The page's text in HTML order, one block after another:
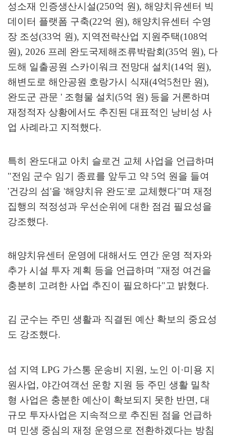
성소재 인증생산시설(250억 원), 해양치유센터 빅
데이터 플랫폼 구축(22억 원), 해양치유센터 수영
장 조성(33억 원), 지역전략산업 지원주택(108억
원), 2026 프레 완도국제해조류박람회 (35억 원), 다
도해 일출공원 스카이워크 전망대 설치 (14억 원),
해변도로 해안공원 호랑가시 식재(4억5천만 원),
완도군 관문 ' 조형물 설치 (5억 원) 등을 거론하며
재정적자 상황에서도 추진된 대표적인 낭비성 사
업 사례라고 지적했다.
특히 완도대교 아치 슬로건 교체 사업을 언급하며
"전임 군수 임기 종료를 앞두고 약 5억 원을 들여
'건강의 섬'을 '해양치유 완도'로 교체했다"며 재정
집행의 적정성과 우선순위에 대한 점검 필요성을
강조했다.
해양치유센터 운영에 대해서도 연간 운영 적자와
추가 시설 투자 계획 등을 언급하며 "재정 여건을
충분히 고려한 사업 추진이 필요하다"고 밝혔다.
김 군수는 주민 생활과 직결된 예산 확보의 중요성
도 강조했다.
섬 지역 LPG 가스통 운송비 지원 , 노인 이 ·미용 지
원사업, 야간여객선 운항 지원 등 주민 생활 밀착
형 사업은 충분한 예산이 확보되지 못한 반면 , 대
규모 투자사업은 지속적으로 추진된 점을 언급하
며 민생 중심의 재정 운영으로 전환하겠다는 방침